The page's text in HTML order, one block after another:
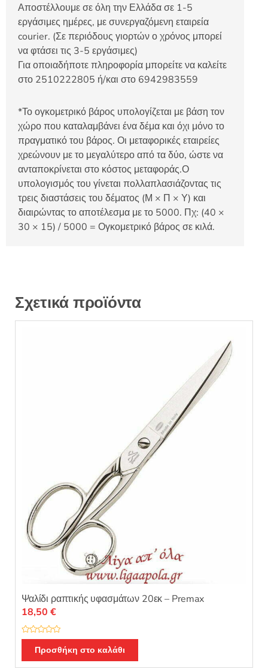
Αποστέλλουμε σε όλη την Ελλάδα σε 1-5
εργάσιμες ημέρες, με συνεργαζόμενη εταιρεία
courier. (Σε περιόδους γιορτών ο χρόνος μπορεί
να φτάσει τις 3-5 εργάσιμες)
Για οποιαδήποτε πληροφορία μπορείτε να καλείτε
στο 2510222805 ή/και στο 6942983559
*Το ογκομετρικό βάρος υπολογίζεται με βάση τον
χώρο που καταλαμβάνει ένα δέμα και όχι μόνο το
πραγματικό του βάρος. Οι μεταφορικές εταιρείες
χρεώνουν με το μεγαλύτερο από τα δύο, ώστε να
ανταποκρίνεται στο κόστος μεταφοράς.Ο
υπολογισμός του γίνεται πολλαπλασιάζοντας τις
τρεις διαστάσεις του δέματος (Μ × Π × Υ) και
διαιρώντας το αποτέλεσμα με το 5000. Πχ: (40 ×
30 × 15) / 5000 = Ογκομετρικό βάρος σε κιλά.
Σχετικά προϊόντα
Ψαλίδι ραπτικής υφασμάτων 20εκ – Premax
Β
μ
18,50 €
Προσθήκη στο καλάθι